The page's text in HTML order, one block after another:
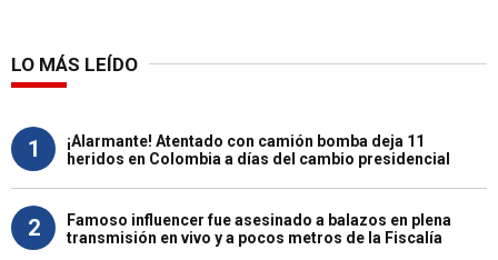
LO MÁS LEÍDO
1
¡Alarmante! Atentado con camión bomba deja 11
heridos en Colombia a días del cambio presidencial
2
Famoso influencer fue asesinado a balazos en plena
transmisión en vivo y a pocos metros de la Fiscalía